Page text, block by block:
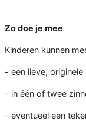
Zo doe je mee
Kinderen kunnen
- een lieve,
- in één of twee
- eventueel een